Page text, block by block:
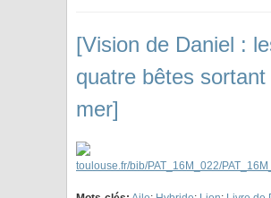
[Vision de Daniel :
quatre bêtes sortant
mer]